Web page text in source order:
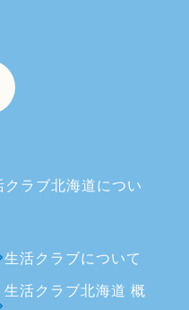
クラブ北海道につい
生活クラブについて
生活クラブ北海道 概